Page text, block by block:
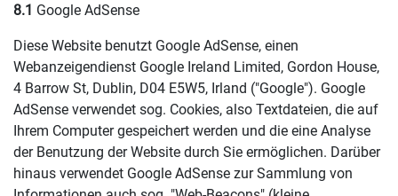
8.1 Google AdSense
Diese Website benutzt Google AdSense, einen
Webanzeigendienst Google Ireland Limited, Gordon House,
4 Barrow St, Dublin, D04 E5W5, Irland ("Google"). Google
AdSense verwendet sog. Cookies, also Textdateien, die auf
Ihrem Computer gespeichert werden und die eine Analyse
der Benutzung der Website durch Sie ermöglichen. Darüber
hinaus verwendet Google AdSense zur Sammlung von